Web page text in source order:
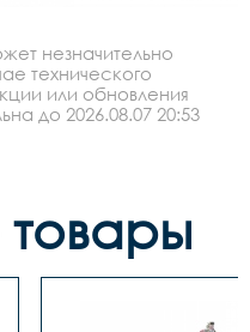
незначительно
технического
или обновления
до 2026.08.07 20:53